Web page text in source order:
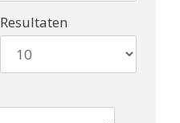
Resultaten